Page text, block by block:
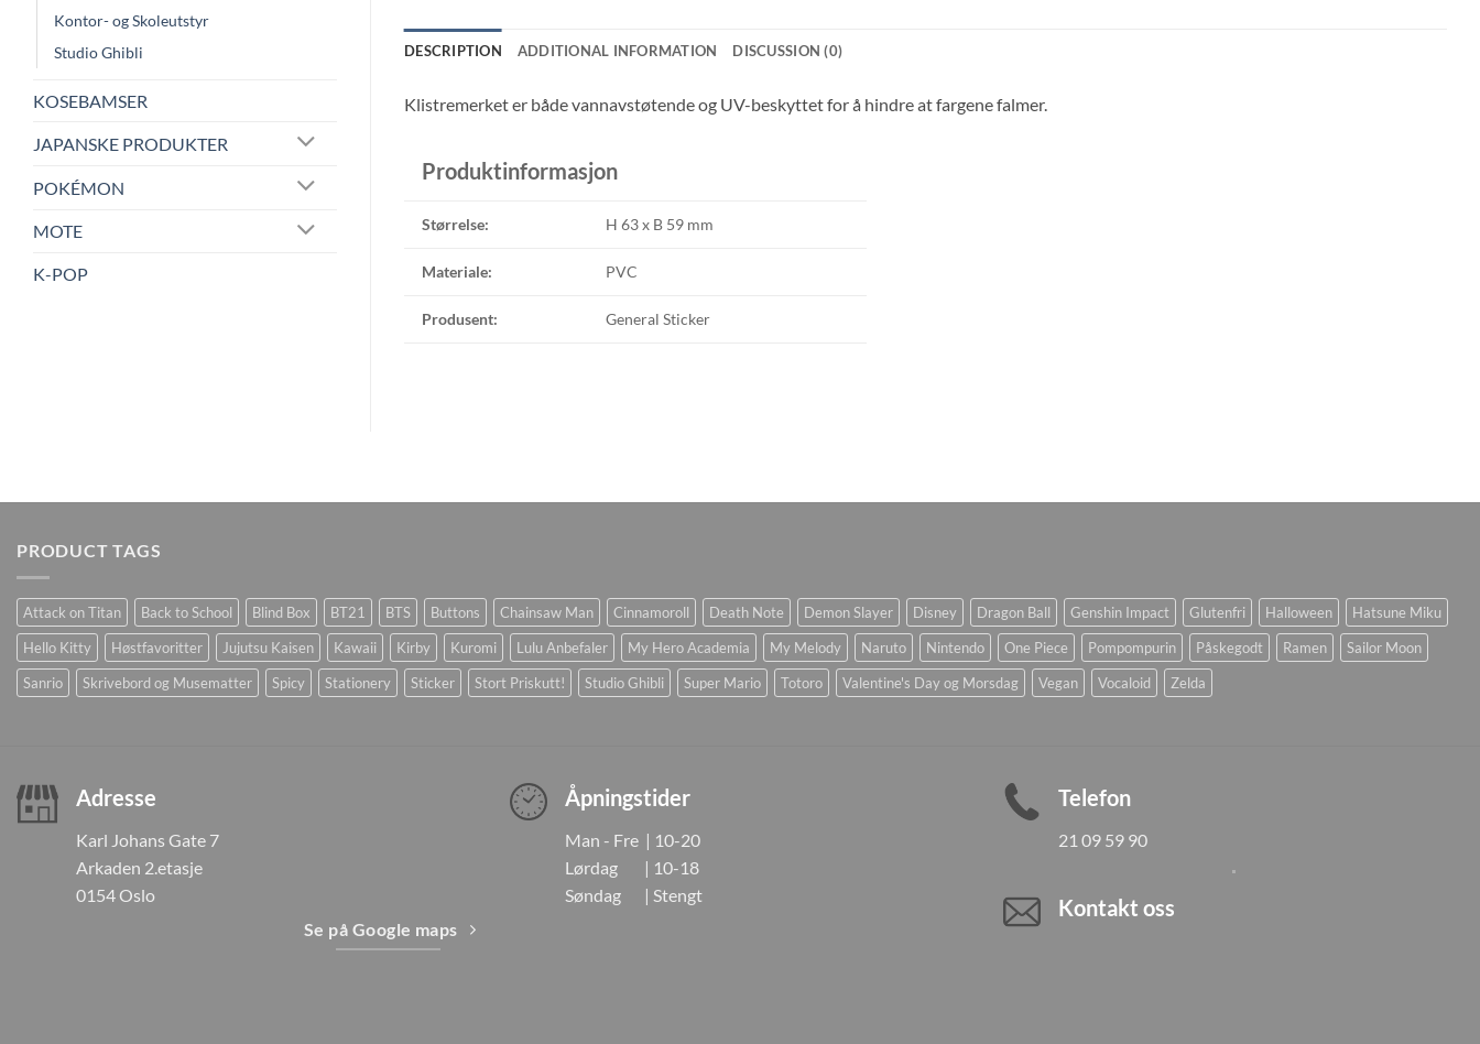
Kontor- og Skoleutstyr
Studio Ghibli
KOSEBAMSER
JAPANSKE PRODUKTER
POKÉMON
MOTE
K-POP
DESCRIPTION ADDITIONAL INFORMATION DISCUSSION (0)
Klistremerket er både vannavstøtende og UV-beskyttet for å hindre at fargenefalmer.
Produktinformasjon
Størrelse: H 63 x B 59 mm
Materiale: PVC
Produsent: General Sticker
PRODUCT TAGS
Attack on Titan Back to School Blind Box BT21 BTS Buttons Chainsaw Man Cinnamoroll Death Note Demon Slayer Disney Dragon Ball Genshin Impact Glutenfri Halloween
Hatsune Miku
Hello Kitty
Høstfavoritter Jujutsu Kaisen Kawaii Kirby Kuromi Lulu Anbefaler My Hero Academia My Melody Naruto Nintendo One Piece Pompompurin Påskegodt Ramen
Sailor Moon
Sanrio
Skrivebord og Musematter Spicy Stationery Sticker Stort Priskutt! Studio Ghibli Super Mario Totoro Valentine's Day og Morsdag Vegan Vocaloid Zelda
Adresse
Karl Johans Gate 7
Arkaden 2.etasje
0154 Oslo
Se på Google maps
Åpningstider
Man - Fre | 10-20
Lørdag | 10-18
Søndag | Stengt
Telefon
21 09 59 90
Kontakt oss